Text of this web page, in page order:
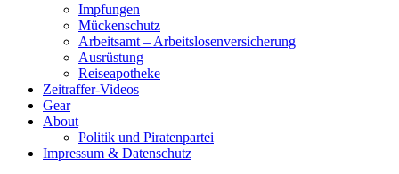
Impfungen
Mückenschutz
Arbeitsamt – Arbeitslosenversicherung
Ausrüstung
Reiseapotheke
Zeitraffer-Videos
Gear
About
Politik und Piratenpartei
Impressum & Datenschutz